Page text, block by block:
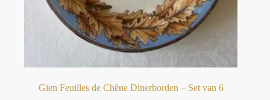
Gien Feuilles de Chêne Dinerborden – Set van 6